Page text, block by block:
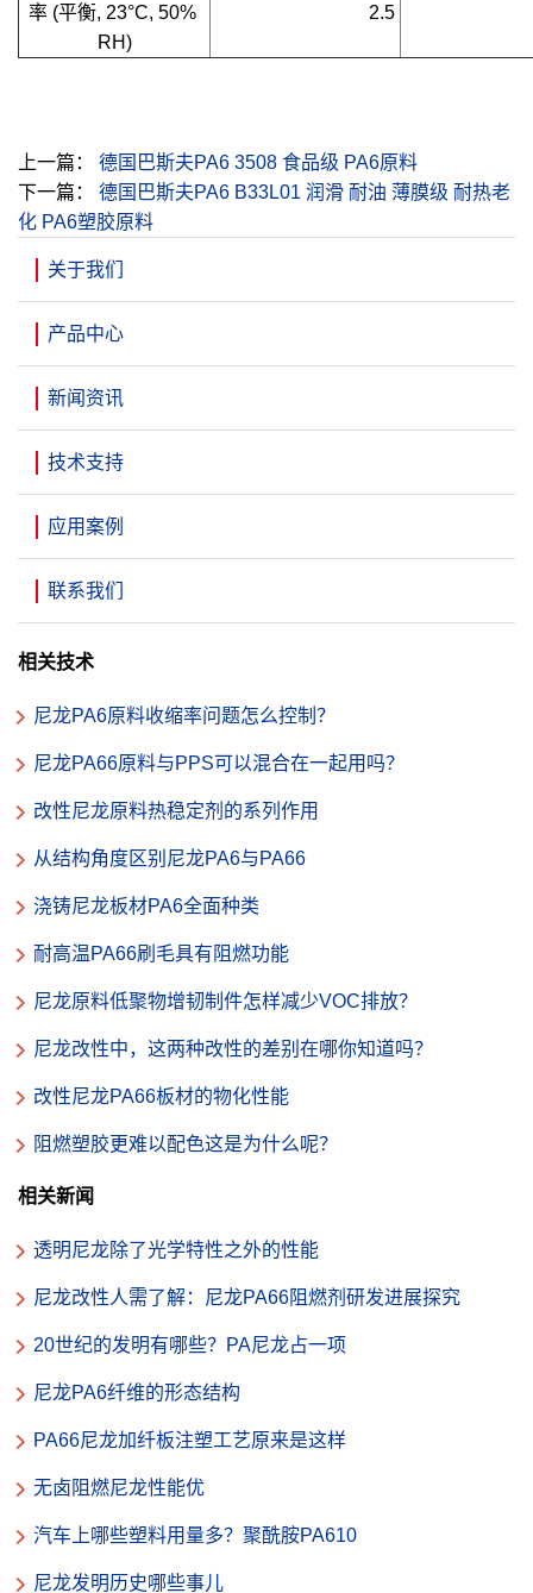
率 (平衡, 23°C, 50%
RH)
2.5
上一篇： 德国巴斯夫PA6 3508 食品级 PA6原料
下一篇： 德国巴斯夫PA6 B33L01 润滑 耐油 薄膜级 耐热老
化 PA6塑胶原料
关于我们
产品中心
新闻资讯
技术支持
应用案例
联系我们
相关技术
尼龙PA6原料收缩率问题怎么控制？
尼龙PA66原料与PPS可以混合在一起用吗？
改性尼龙原料热稳定剂的系列作用
从结构角度区别尼龙PA6与PA66
浇铸尼龙板材PA6全面种类
耐高温PA66刷毛具有阻燃功能
尼龙原料低聚物增韧制件怎样减少VOC排放？
尼龙改性中，这两种改性的差别在哪你知道吗？
改性尼龙PA66板材的物化性能
阻燃塑胶更难以配色这是为什么呢？
相关新闻
透明尼龙除了光学特性之外的性能
尼龙改性人需了解：尼龙PA66阻燃剂研发进展探究
20世纪的发明有哪些？PA尼龙占一项
尼龙PA6纤维的形态结构
PA66尼龙加纤板注塑工艺原来是这样
无卤阻燃尼龙性能优
汽车上哪些塑料用量多？聚酰胺PA610
尼龙发明历史哪些事儿